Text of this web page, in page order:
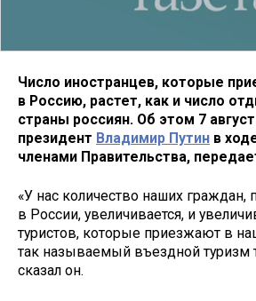
Число иностранцев, которые
в Россию, растет, как и число
страны россиян. Об этом 7
президент Владимир Путин в
членами Правительства,
«У нас количество наших граждан,
в России, увеличивается, и
туристов, которые приезжают в
так называемый въездной туризм
сказал он.